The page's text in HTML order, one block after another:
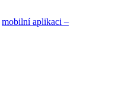
mobilní aplikaci –